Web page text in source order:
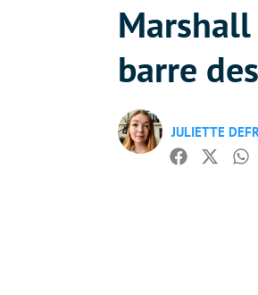
barre
JULIETTE
Facebook
Twitter